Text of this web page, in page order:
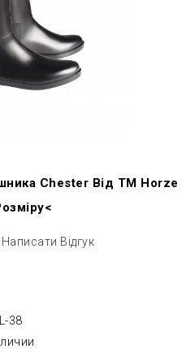
Chester Від TM Horze
Написати Відгук
38